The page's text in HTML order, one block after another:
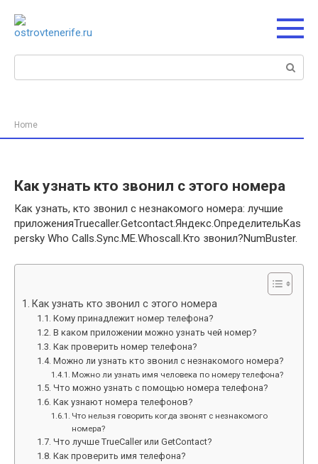
контенту
Поиск:
Home
Как узнать кто звонил с этого номера
Как узнать, кто звонил с незнакомого номера: лучшие
приложенияTruecaller.Getcontact.Яндекс.ОпределительKas
persky Who Calls.Sync.ME.Whoscall.Кто звонил?NumBuster.
Как узнать кто звонил с этого номера
Кому принадлежит номер телефона?
В каком приложении можно узнать чей номер?
Как проверить номер телефона?
Можно ли узнать кто звонил с незнакомого номера?
Можно ли узнать имя человека по номеру телефона?
Что можно узнать с помощью номера телефона?
Как узнают номера телефонов?
Что нельзя говорить когда звонят с незнакомого
номера?
Что лучше TrueCaller или GetContact?
Как проверить имя телефона?